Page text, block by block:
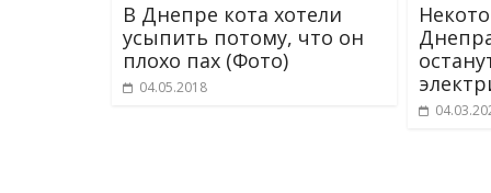
В Днепре кота хотели
усыпить потому, что он
плохо пах (Фото)
04.05.2018